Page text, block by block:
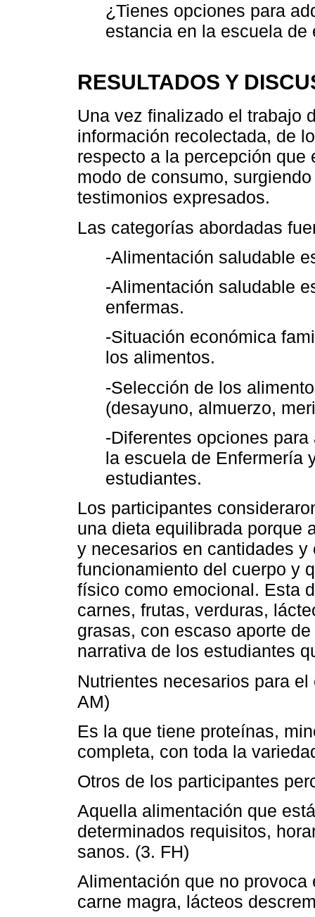
¿Tienes opciones para
estancia en la escuela de
RESULTADOS Y
Una vez finalizado el trabajo
información recolectada, de
respecto a la percepción
modo de consumo,
testimonios expresados.
Las categorías abordadas
-Alimentación saludable
-Alimentación saludable
enfermas.
-Situación económica
los alimentos.
-Selección de los
(desayuno, almuerzo,
-Diferentes opciones
la escuela de Enfermería
estudiantes.
Los participantes
una dieta equilibrada porque
y necesarios en cantidades
funcionamiento del cuerpo y
físico como emocional. Esta
carnes, frutas, verduras,
grasas, con escaso aporte
narrativa de los estudiantes
Nutrientes necesarios para
AM)
Es la que tiene proteínas,
completa, con toda la
Otros de los participantes
Aquella alimentación que
determinados requisitos,
sanos. (3. FH)
Alimentación que no
carne magra, lácteos